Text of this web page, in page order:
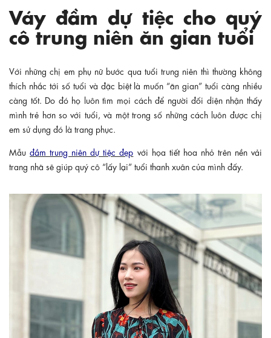
Váy đầm dự tiệc cho quý
cô trung niên ăn gian tuổi
Với những chị em phụ nữ bước qua tuổi trung niên thì thường không
thích nhắc tới số tuổi và đặc biệt là muốn “ăn gian” tuổi càng nhiều
càng tốt. Do đó họ luôn tìm mọi cách để người đối diện nhận thấy
mình trẻ hơn so với tuổi, và một trong số những cách luôn được chị
em sử dụng đó là trang phục.
Mẫuđầm trung niên dự tiệc đẹp với họa tiết hoa nhỏ trên nền vải
trang nhã sẽ giúp quý cô “lấy lại” tuổi thanh xuân của mình đấy.